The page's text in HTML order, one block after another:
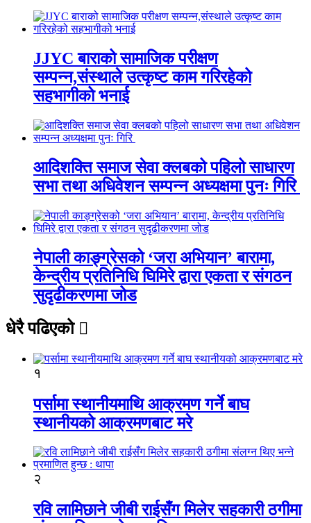
JJYC बाराको सामाजिक परीक्षण
सम्पन्न,संस्थाले उत्कृष्ट काम गरिरहेको
सहभागीको भनाई
आदिशक्ति समाज सेवा क्लबको पहिलो साधारण
सभा तथा अधिवेशन सम्पन्न अध्यक्षमा पुनः गिरि
नेपाली काङ्ग्रेसको ‘जरा अभियान’ बारामा,
केन्द्रीय प्रतिनिधि घिमिरे द्वारा एकता र संगठन
सुदृढीकरणमा जोड
धेरै पढिएको
१
पर्सामा स्थानीयमाथि आक्रमण गर्ने बाघ
स्थानीयको आक्रमणबाट मरे
२
रवि लामिछाने जीबी राईसँग मिलेर सहकारी ठगीमा